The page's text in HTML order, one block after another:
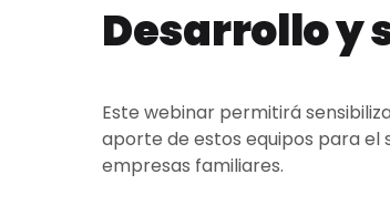
Desarrollo y
Este webinar permitirá
aporte de estos equipos para el
empresas familiares.